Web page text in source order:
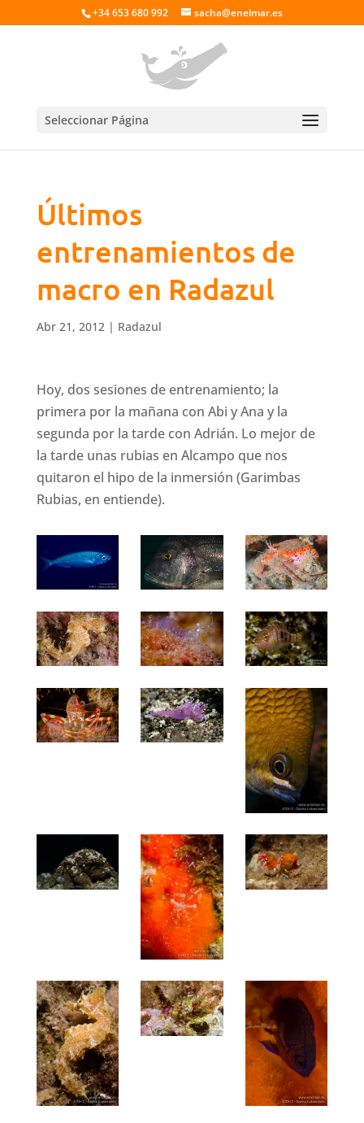
+34 653 680 992 sacha@enelmar.es
Seleccionar Página
Últimos
entrenamientos de
macro en Radazul
Abr 21, 2012| Radazul
Hoy, dos sesiones de entrenamiento; la
primera por la mañana con Abi y Ana y la
segunda por la tarde con Adrián. Lo mejor de
la tarde unas rubias en Alcampo que nos
quitaron el hipo de la inmersión (Garimbas
Rubias, en entiende).